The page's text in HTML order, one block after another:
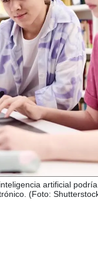
artificial
(Foto: